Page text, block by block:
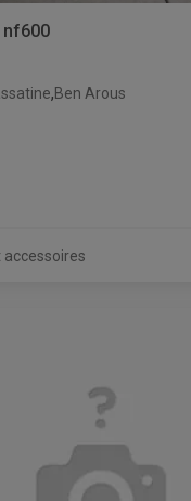
nf600
,Ben Arous